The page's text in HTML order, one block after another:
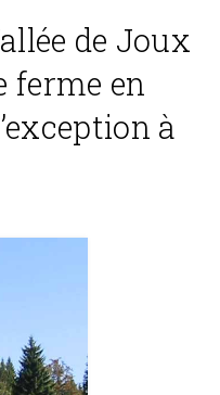
de Joux
ferme en
à